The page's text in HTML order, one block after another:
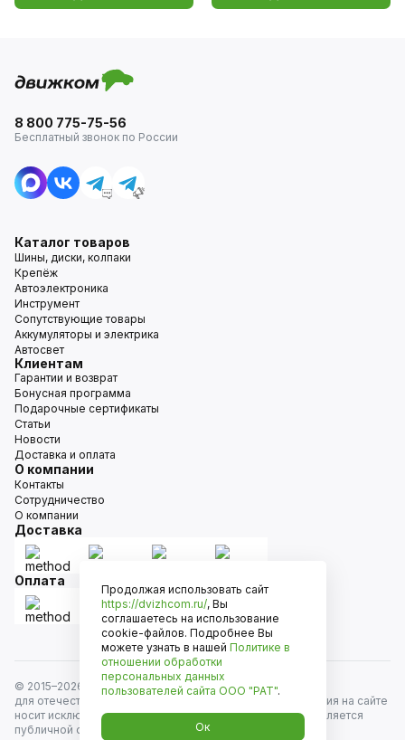
8 800 775-75-56
Бесплатный звонок по России
Каталог товаров
Шины, диски, колпаки
Крепёж
Автоэлектроника
Инструмент
Сопутствующие товары
Аккумуляторы и электрика
Автосвет
Клиентам
Гарантии и возврат
Бонусная программа
Подарочные сертификаты
Статьи
Новости
Доставка и оплата
О компании
Контакты
Сотрудничество
О компании
Доставка
Оплата
© 2015–2026
Движком — сеть магазинов автозапчастей
для отечественных автомобилей и иномарок. Информация на сайте
носит исключительно информационный характер и не является
публичной офертой, определяемой положениями
Продолжая использовать сайт
https://dvizhcom.ru/, Вы
соглашаетесь на использование
cookie-файлов. Подробнее Вы
можете узнать в нашей Политике в
отношении обработки
персональных данных
пользователей сайта ООО "РАТ".
Ок